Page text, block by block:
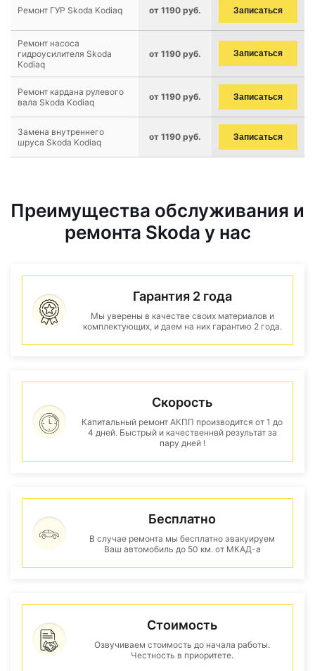
Ремонт ГУР Skoda Kodiaq от 1190 руб. Записаться
Ремонт насоса
гидроусилителя Skoda
Kodiaq
от 1190 руб. Записаться
Ремонт кардана рулевого
вала Skoda Kodiaq
от 1190 руб. Записаться
Замена внутреннего
шруса Skoda Kodiaq
от 1190 руб. Записаться
Преимущества обслуживания и
ремонта Skoda у нас
Гарантия 2 года
Мы уверены в качестве своих материалов и
комплектующих, и даем на них гарантию 2 года.
Скорость
Капитальный ремонт АКПП производится от 1 до
4 дней. Быстрый и качественнвй результат за
пару дней !
Бесплатно
В случае ремонта мы бесплатно эвакуируем
Ваш автомобиль до 50 км. от МКАД-а
Стоимость
Озвучиваем стоимость до начала работы.
Честность в приоритете.